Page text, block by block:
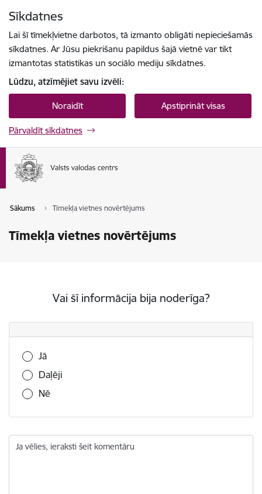
Sīkdatnes
Lai šī tīmekļvietne darbotos, tā izmanto obligāti nepieciešamās
sīkdatnes. Ar Jūsu piekrišanu papildus šajā vietnē var tikt
izmantotas statistikas un sociālo mediju sīkdatnes.
Lūdzu, atzīmējiet savu izvēli:
Noraidīt Apstiprināt visas
Pārvaldīt sīkdatnes
Sākums Tīmekļa vietnes novērtējums
Tīmekļa vietnes novērtējums
Vai šī informācija bija noderīga?
Vai šī informācija bija noderīga?
Jā
Daļēji
Nē
Ja vēlies, ieraksti šeit komentāru